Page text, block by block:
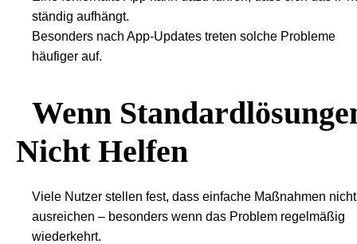
ständig aufhängt.
Besonders nach App-Updates treten solche Probleme
häufiger auf.
Wenn
Nicht Helfen
Viele Nutzer stellen fest, dass einfache Maßnahmen nicht
ausreichen – besonders wenn das Problem regelmäßig
wiederkehrt.